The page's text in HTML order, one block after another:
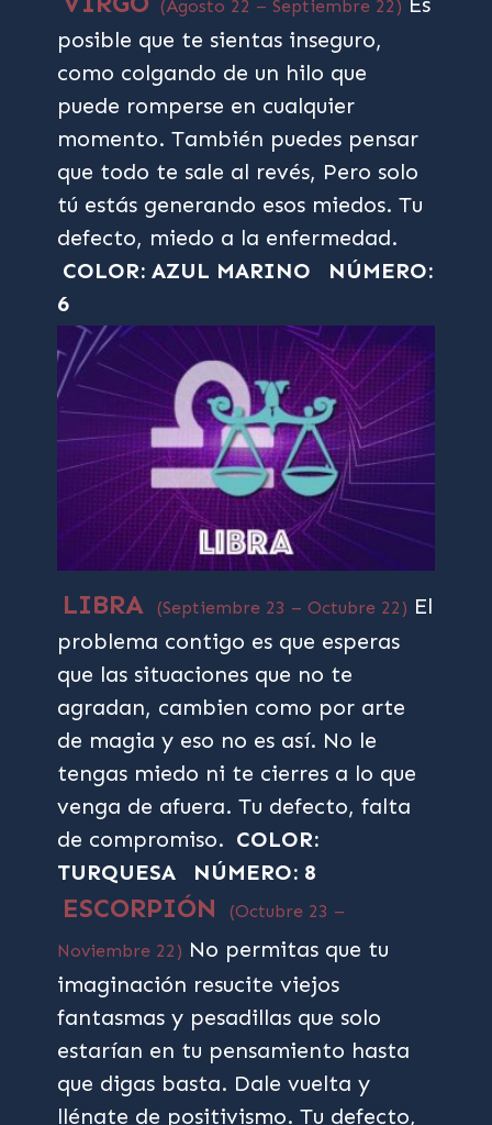
(Agosto 22 – Septiembre 22)
posible que te sientas inseguro,
como colgando de un hilo que
puede romperse en cualquier
momento. También puedes pensar
que todo te sale al revés, Pero solo
tú estás generando esos miedos. Tu
defecto, miedo a la enfermedad.
COLOR: AZUL MARINO
NÚMERO:
6
LIBRA (Septiembre 23 – Octubre 22) El
problema contigo es que esperas
que las situaciones que no te
agradan, cambien como por arte
de magia y eso no es así. No le
tengas miedo ni te cierres a lo que
venga de afuera. Tu defecto, falta
de compromiso. COLOR:
TURQUESA
NÚMERO: 8
ESCORPIÓN
(Octubre 23 –
Noviembre 22) No permitas que tu
imaginación resucite viejos
fantasmas y pesadillas que solo
estarían en tu pensamiento hasta
que digas basta. Dale vuelta y
llénate de positivismo. Tu defecto,